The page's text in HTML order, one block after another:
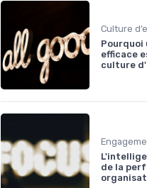
Pourquoi
efficace
culture
de la